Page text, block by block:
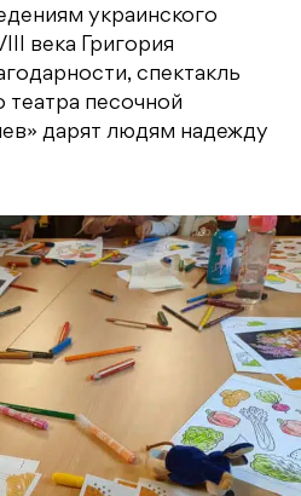
украинского
века Григория
спектакль
театра песочной
дарят людям надежду